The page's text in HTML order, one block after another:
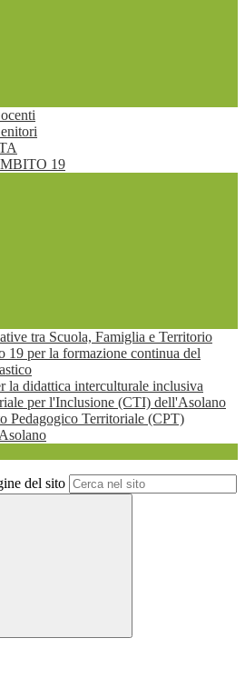
19
tra Scuola, Famiglia e Territorio
19 per la formazione continua del
la didattica interculturale inclusiva
per l'Inclusione (CTI) dell'Asolano
Pedagogico Territoriale (CPT)
del sito